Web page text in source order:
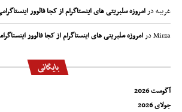
غریبهدرامروزه سلبریتی های اینستاگرام از کجا فالوور
Mirzaدرامروزه سلبریتی های اینستاگرام از کجا فالوور
بایگانی
آگوست 2026
جولای 2026